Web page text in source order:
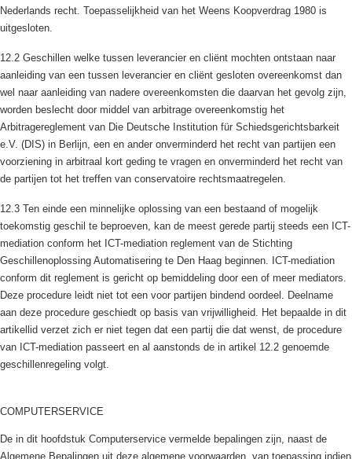
Nederlands recht. Toepasselijkheid van het Weens Koopverdrag 1980 is
uitgesloten.
12.2 Geschillen welke tussen leverancier en cliënt mochten ontstaan naar
aanleiding van een tussen leverancier en cliënt gesloten overeenkomst dan
wel naar aanleiding van nadere overeenkomsten die daarvan het gevolg zijn,
worden beslecht door middel van arbitrage overeenkomstig het
Arbitragereglement van Die Deutsche Institution für Schiedsgerichtsbarkeit
e.V. (DIS) in Berlijn, een en ander onverminderd het recht van partijen een
voorziening in arbitraal kort geding te vragen en onverminderd het recht van
de partijen tot het treffen van conservatoire rechtsmaatregelen.
12.3 Ten einde een minnelijke oplossing van een bestaand of mogelijk
toekomstig geschil te beproeven, kan de meest gerede partij steeds een ICT-
mediation conform het ICT-mediation reglement van de Stichting
Geschillenoplossing Automatisering te Den Haag beginnen. ICT-mediation
conform dit reglement is gericht op bemiddeling door een of meer mediators.
Deze procedure leidt niet tot een voor partijen bindend oordeel. Deelname
aan deze procedure geschiedt op basis van vrijwilligheid. Het bepaalde in dit
artikellid verzet zich er niet tegen dat een partij die dat wenst, de procedure
van ICT-mediation passeert en al aanstonds de in artikel 12.2 genoemde
geschillenregeling volgt.
COMPUTERSERVICE
De in dit hoofdstuk Computerservice vermelde bepalingen zijn, naast de
Algemene Bepalingen uit deze algemene voorwaarden, van toepassing indien